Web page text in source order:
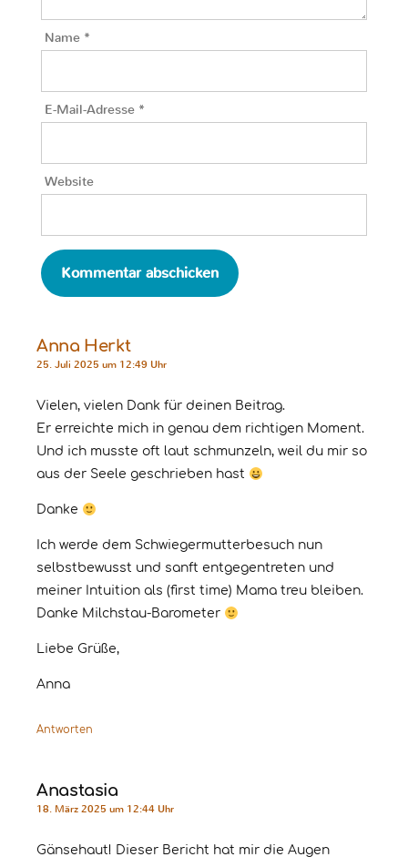
Name *
E-Mail-Adresse *
Website
Anna Herkt
25. Juli 2025 um 12:49 Uhr
Vielen, vielen Dank für deinen Beitrag.
Er erreichte mich in genau dem richtigen Moment.
Und ich musste oft laut schmunzeln, weil du mir so
aus der Seele geschrieben hast
Danke
Ich werde dem Schwiegermutterbesuch nun
selbstbewusst und sanft entgegentreten und
meiner Intuition als (first time) Mama treu bleiben.
Danke Milchstau-Barometer
Liebe Grüße,
Anna
Antworten
Anastasia
18. März 2025 um 12:44 Uhr
Gänsehaut! Dieser Bericht hat mir die Augen